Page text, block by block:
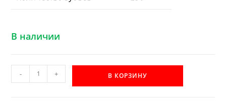
В наличии
Количество
товара
- + В КОРЗИНУ